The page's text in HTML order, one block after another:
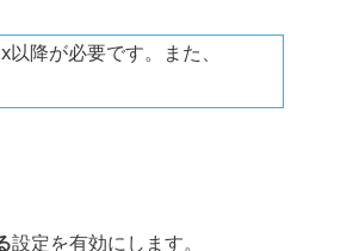
降が必要です。また、
設定を有効にします。